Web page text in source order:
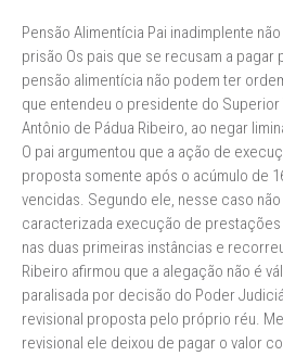
Pensão Alimentícia Pai inadimplente
prisão Os pais que se recusam a pagar
pensão alimentícia não podem ter
que entendeu o presidente do Superior
Antônio de Pádua Ribeiro, ao negar
O pai argumentou que a ação de
proposta somente após o acúmulo de
vencidas. Segundo ele, nesse caso
caracterizada execução de prestações
nas duas primeiras instâncias e
Ribeiro afirmou que a alegação não é
paralisada por decisão do Poder
revisional proposta pelo próprio réu.
revisional ele deixou de pagar o valor